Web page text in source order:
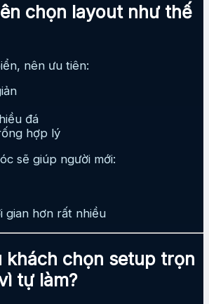
chọn layout như thế
nên ưu tiên:
đá
hợp lý
sẽ giúp người mới:
gian hơn rất nhiều
khách chọn setup trọn
tự làm?